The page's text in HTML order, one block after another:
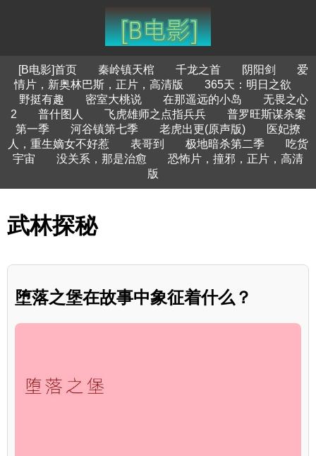
[B电影]首页 秦岭镇天棺 千龙之首 阴阳剑
爱
情片，新奥林巴斯，正片，高清版
365天：明日之欲
野挺有趣
密室大桃说 在那遥远的小岛
无畏之心
2
普什图人 飞虎雄师之点指兵兵
普罗旺斯谋杀案
第一季
河谷镇第七季 老虎出更(原声版)
医妃撩
人，重生嫡女不好惹
表哥到 极地暗杀第二季
吃货
宇宙
没关系，那是治愈
恐怖片，撞邪，正片，高清
版
武林探秘
堕落之堡在故事中象征着什么？